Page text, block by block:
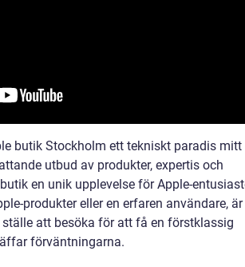
butik Stockholm ett tekniskt paradis
utbud av produkter, expertis och
en unik upplevelse för Apple-
produkter eller en erfaren användare,
att besöka för att få en förstklassig
förväntningarna.